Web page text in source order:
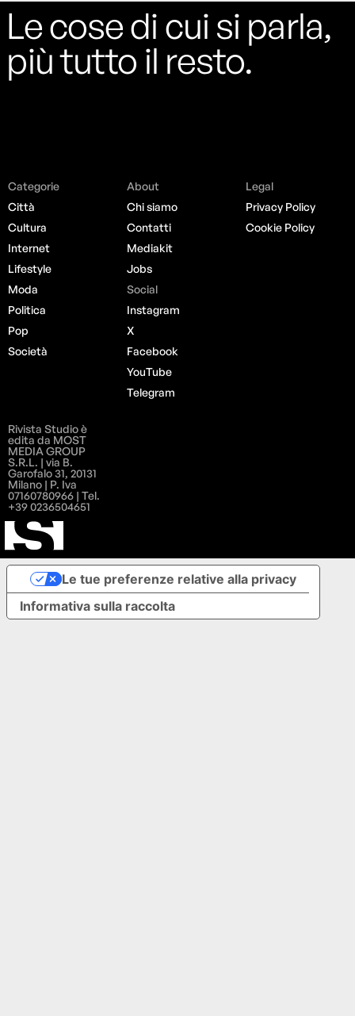
Le cose di cui si parla,
più tutto il resto.
Categorie
Città
Cultura
Internet
Lifestyle
Moda
Politica
Pop
Società
About
Chi siamo
Contatti
Mediakit
Jobs
Social
Instagram
X
Facebook
YouTube
Telegram
Legal
Privacy Policy
Cookie Policy
Rivista Studio è
edita da MOST
MEDIA GROUP
S.R.L. | via B.
Garofalo 31, 20131
Milano | P. Iva
07160780966 | Tel.
+39 0236504651
Informativa sulla raccolta
Le tue preferenze relative alla privacy